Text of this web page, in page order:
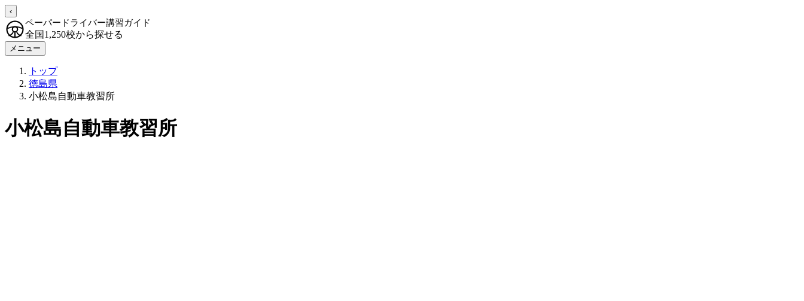
‹
ペーパードライバー講習ガイド
全国1,250校から探せる
メニュー
トップ
徳島県
小松島自動車教習所
小松島自動車教習所